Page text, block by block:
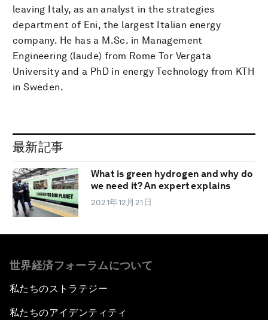
leaving Italy, as an analyst in the strategies
department of Eni, the largest Italian energy
company. He has a M.Sc. in Management
Engineering (laude) from Rome Tor Vergata
University and a PhD in energy Technology from KTH
in Sweden.
最新記事
What is green hydrogen and why do
we need it? An expert explains
2021年12月21日
世界経済フォーラムについて
私たちのストラテジー
私たちのアイデンティティ